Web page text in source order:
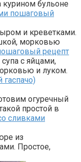
бульоне
пошаговый
и креветками.
морковью
рецепт
с яйцами,
и луком.
огуречный
простой в
сливками
из
Простое,